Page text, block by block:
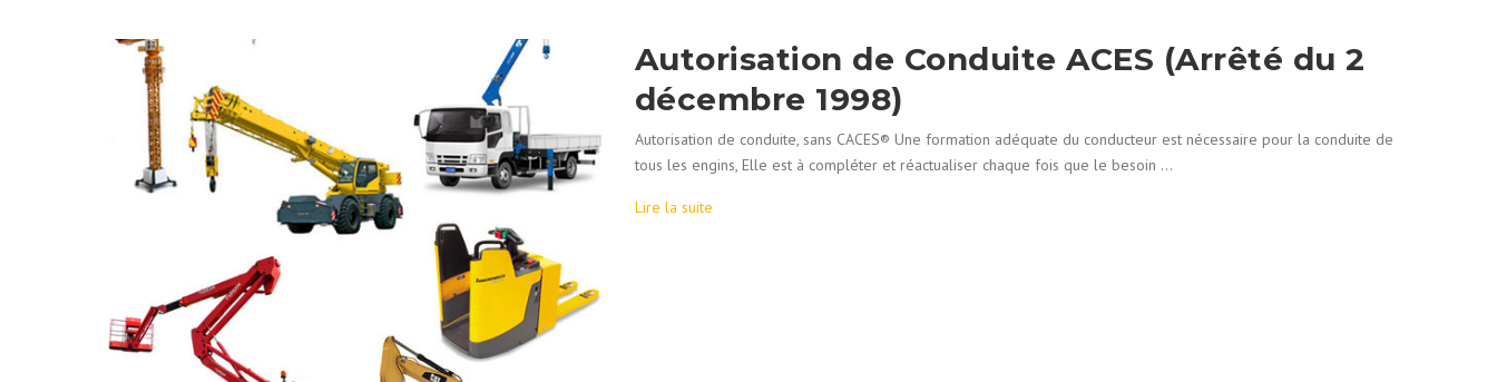
Autorisation de Conduite ACES (Arrêté du 2
décembre 1998)
Autorisation de conduite, sans CACES® Une formation adéquate du conducteur est nécessaire pour la conduite de
tous les engins, Elle est à compléter et réactualiser chaque fois que le besoin …
Lire la suite